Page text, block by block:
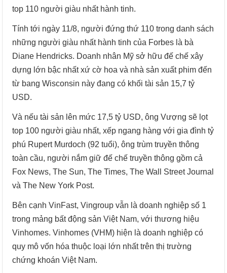
top 110 người giàu nhất hành tinh.
Tính tới ngày 11/8, người đứng thứ 110 trong danh sách
những người giàu nhất hành tinh của Forbes là bà
Diane Hendricks. Doanh nhân Mỹ sở hữu đế chế xây
dựng lớn bậc nhất xứ cờ hoa và nhà sản xuất phim đến
từ bang Wisconsin này đang có khối tài sản 15,7 tỷ
USD.
Và nếu tài sản lên mức 17,5 tỷ USD, ông Vượng sẽ lọt
top 100 người giàu nhất, xếp ngang hàng với gia đình tỷ
phú Rupert Murdoch (92 tuổi), ông trùm truyền thông
toàn cầu, người nắm giữ đế chế truyền thông gồm cả
Fox News, The Sun, The Times, The Wall Street Journal
và The New York Post.
Bên cạnh VinFast, Vingroup vẫn là doanh nghiệp số 1
trong mảng bất động sản Việt Nam, với thương hiệu
Vinhomes. Vinhomes (VHM) hiện là doanh nghiệp có
quy mô vốn hóa thuộc loại lớn nhất trên thị trường
chứng khoán Việt Nam.